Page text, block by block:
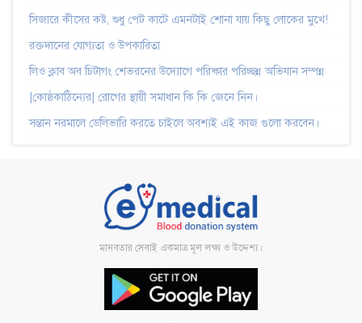
সিজারে কীসের কষ্ট, শুধু পেট কাটে এমনটাই শোনা যায় কিছু লোকের মুখে!
রক্তদানের যোগ্যতা ও উপকারিতা
লিও ক্লাব অব চিটাগং শেভরনের উদ্যোগে পরিষ্কার পরিচ্ছন্ন অভিযান সম্পন্ন
|কোষ্ঠকাঠিন্যের| রোগের স্থায়ী সমাধান কি কি জেনে নিন।
সন্তান নরমালে ডেলিভারি করতে চাইলে অবশ্যই এই কাজ গুলো করবেন।
মানবতার সেবাই একমাত্র মূল লক্ষ্য ও উদ্দেশ্য।